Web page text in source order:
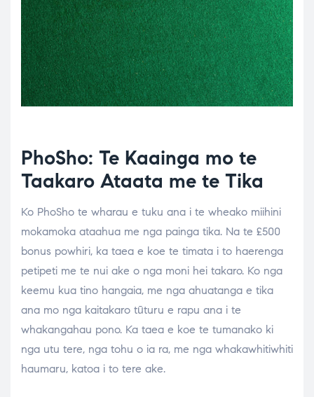
PhoSho: Te Kaainga mo te
Taakaro Ataata me te Tika
Ko PhoSho te wharau e tuku ana i te wheako miihini
mokamoka ataahua me nga painga tika. Na te £500
bonus powhiri, ka taea e koe te timata i to haerenga
petipeti me te nui ake o nga moni hei takaro. Ko nga
keemu kua tino hangaia, me nga ahuatanga e tika
ana mo nga kaitakaro tūturu e rapu ana i te
whakangahau pono. Ka taea e koe te tumanako ki
nga utu tere, nga tohu o ia ra, me nga whakawhitiwhiti
haumaru, katoa i to tere ake.